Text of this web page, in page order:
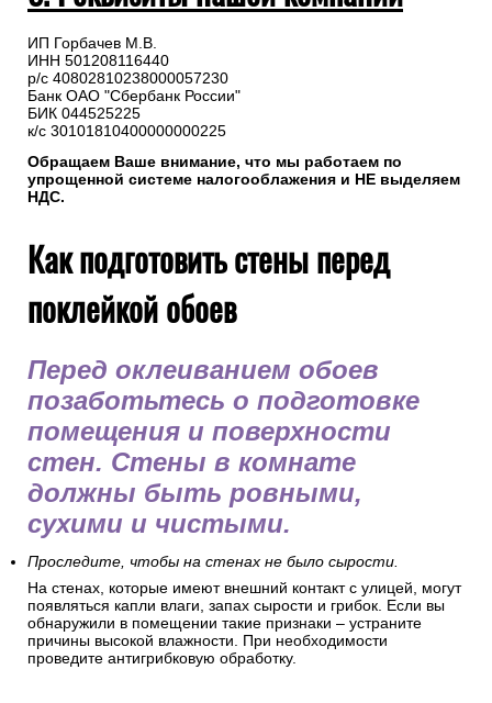
5. Реквизиты нашей компании
ИП Горбачев М.В.
ИНН 501208116440
р/с 40802810238000057230
Банк ОАО "Сбербанк России"
БИК 044525225
к/с 30101810400000000225
НДС.
Как подготовить стены перед
поклейкой обоев
Перед оклеиванием обоев
позаботьтесь о подготовке
помещения и поверхности
стен. Стены в комнате
должны быть ровными,
сухими и чистыми.
Проследите, чтобы на стенах не было сырости.
На стенах, которые имеют внешний контакт с улицей, могут
появляться капли влаги, запах сырости и грибок. Если вы